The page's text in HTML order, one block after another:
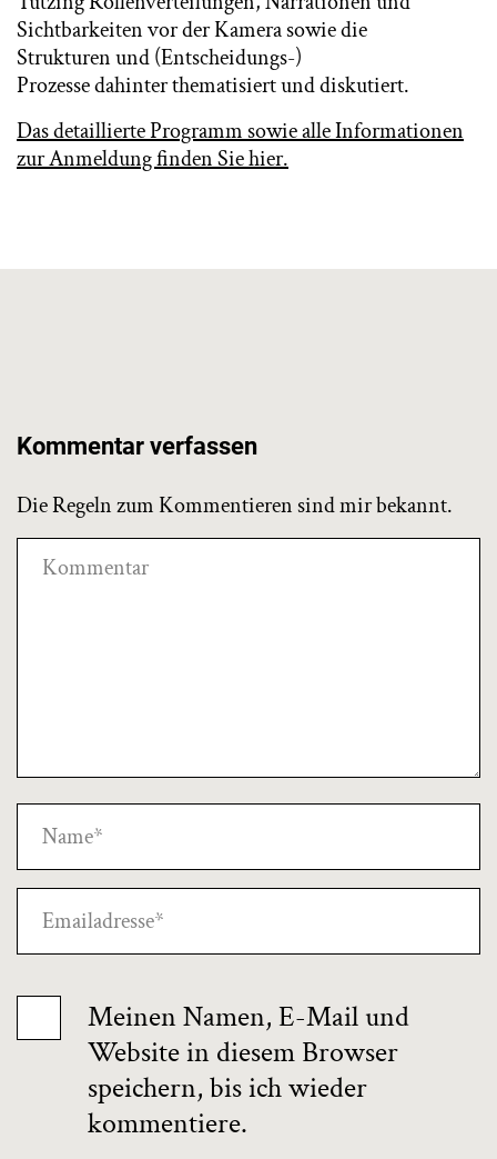
Sichtbarkeiten vor der Kamera sowie die
Strukturen und (Entscheidungs-)
Prozesse dahinter thematisiert und diskutiert.
Das detaillierte Programm sowie alle Informationen
zur Anmeldung finden Sie hier.
Kommentar verfassen
Die Regeln zum Kommentieren sind mir bekannt.
Meinen Namen, E-Mail und
Website in diesem Browser
speichern, bis ich wieder
kommentiere.